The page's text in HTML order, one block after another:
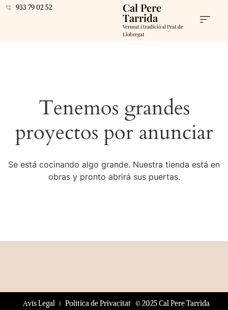
933 79 02 52 Cal Pere
Tarrida
Vermut i tradició al Prat de
Llobregat
Tenemos grandes
proyectos por anunciar
Se está cocinando algo grande. Nuestra tienda está en
obras y pronto abrirá sus puertas.
© 2025 Cal Pere Tarrida
Avís Legal Política de Privacitat